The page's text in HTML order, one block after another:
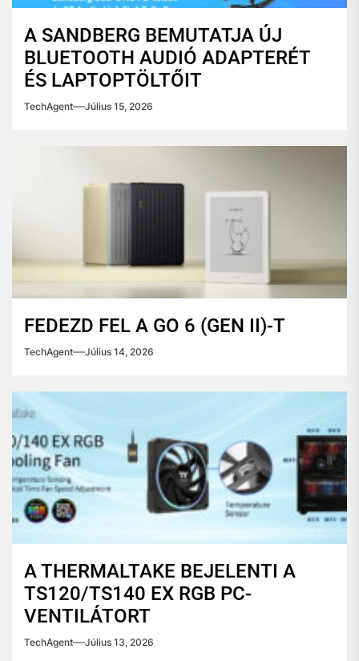
A SANDBERG BEMUTATJA ÚJ
BLUETOOTH AUDIÓ ADAPTERÉT
ÉS LAPTOPTÖLTŐIT
TechAgent Július 15, 2026
FEDEZD FEL A GO 6 (GEN II)-T
TechAgent Július 14, 2026
A THERMALTAKE BEJELENTI A
TS120/TS140 EX RGB PC-
VENTILÁTORT
TechAgent Július 13, 2026